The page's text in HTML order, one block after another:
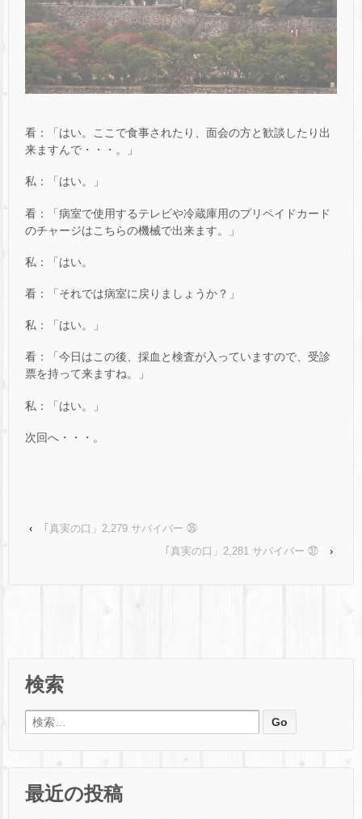
看：「はい。ここで食事されたり、面会の方と歓談したり出
来ますんで・・・。」
私：「はい。」
看：「病室で使用するテレビや冷蔵庫用のプリペイドカード
のチャージはこちらの機械で出来ます。」
私：「はい。
看：「それでは病室に戻りましょうか？」
私：「はい。」
看：「今日はこの後、採血と検査が入っていますので、受診
票を持って来ますね。」
私：「はい。」
次回へ・・・。
‹
｢真実の口」2,279 サバイバー ㉟
｢真実の口」2,281 サバイバー ㊲
›
検索
検索:
最近の投稿